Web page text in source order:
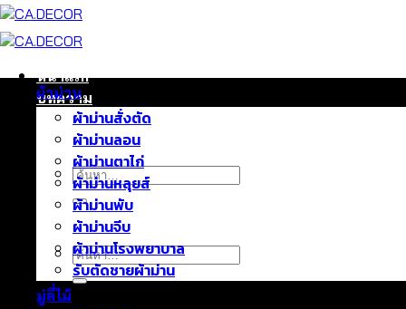
ข้าม
ยัง
หน้าแรก
บทความ
ติดต่อเรา
เกี่ยวกับเรา
ค้นหา:
ค้นหา:
ผ้าม่าน
ผ้าม่านสั่งตัด
ผ้าม่านลอน
ผ้าม่านตาไก่
ผ้าม่านหลุยส์
ผ้าม่านพับ
ผ้าม่านจีบ
ผ้าม่านโรงพยาบาล
รับตัดชายผ้าม่าน
มู่ลี่ไม้